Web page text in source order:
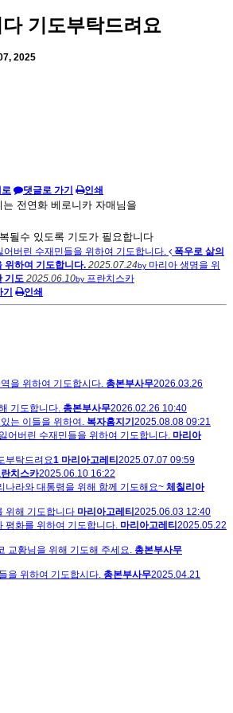
기도부탁드려요
2025
로 댓글로 가기 인쇄
전연화 베로니카 자매님을
될수 있도록 기도가 필요합니다
버린 수재민들을 위하여 기도합니다.
폭우로 삶의
위하여 기도합니다. 2025.07.24by 마리아 생명을 위
기도 2025.06.10by 프란치스카
인쇄
을 위하여 기도합시다. 총본부사무2026.03.26
기도합니다. 총본부사무2026.02.26 10:40
는 이들을 위하여. 복자홈지기 2025.08.08 09:21
어버린 수재민들을 위하여 기도합니다. 마리아
부탁드려요1 마리아고레티 2025.07.07 09:59
치스카2025.06.10 16:22
나라와 대통령을 위해 함께 기도해요~ 체칠리아
위해 기도합니다 마리아고레티 2025.06.03 12:40
평화를 위하여 기도합니다. 마리아고레티 2025.05.22
교황님을 위해 기도해 주세요. 총본부사무
을 위하여 기도합시다. 총본부사무2025.04.21